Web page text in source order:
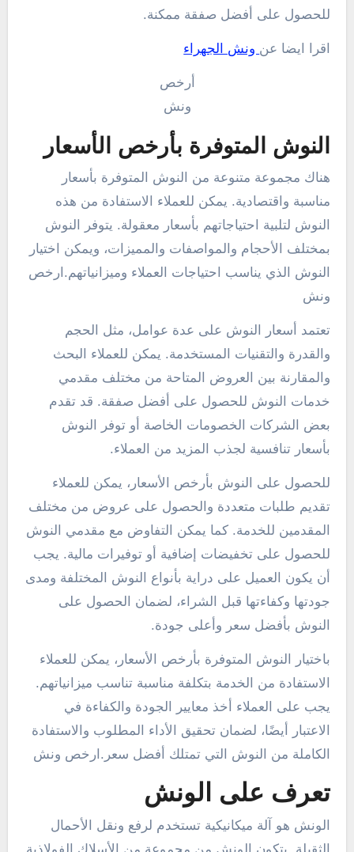
للحصول على أفضل صفقة ممكنة.
اقرا ايضا عن ونش الجهراء
أرخص
ونش
النوش المتوفرة بأرخص الأسعار
هناك مجموعة متنوعة من النوش المتوفرة بأسعار
مناسبة واقتصادية. يمكن للعملاء الاستفادة من هذه
النوش لتلبية احتياجاتهم بأسعار معقولة. يتوفر النوش
بمختلف الأحجام والمواصفات والمميزات، ويمكن اختيار
النوش الذي يناسب احتياجات العملاء وميزانياتهم.ارخص
ونش
تعتمد أسعار النوش على عدة عوامل، مثل الحجم
والقدرة والتقنيات المستخدمة. يمكن للعملاء البحث
والمقارنة بين العروض المتاحة من مختلف مقدمي
خدمات النوش للحصول على أفضل صفقة. قد تقدم
بعض الشركات الخصومات الخاصة أو توفر النوش
بأسعار تنافسية لجذب المزيد من العملاء.
للحصول على النوش بأرخص الأسعار، يمكن للعملاء
تقديم طلبات متعددة والحصول على عروض من مختلف
المقدمين للخدمة. كما يمكن التفاوض مع مقدمي النوش
للحصول على تخفيضات إضافية أو توفيرات مالية. يجب
أن يكون العميل على دراية بأنواع النوش المختلفة ومدى
جودتها وكفاءتها قبل الشراء، لضمان الحصول على
النوش بأفضل سعر وأعلى جودة.
باختيار النوش المتوفرة بأرخص الأسعار، يمكن للعملاء
الاستفادة من الخدمة بتكلفة مناسبة تناسب ميزانياتهم.
يجب على العملاء أخذ معايير الجودة والكفاءة في
الاعتبار أيضًا، لضمان تحقيق الأداء المطلوب والاستفادة
الكاملة من النوش التي تمتلك أفضل سعر.ارخص ونش
تعرف على الونش
الونش هو آلة ميكانيكية تستخدم لرفع ونقل الأحمال